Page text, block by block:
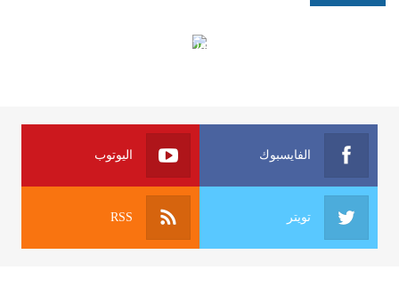
الهياكل الخاضعة لقانون النفاذ إلى المعلومة
الفايسبوك اليوتوب
تويتر RSS